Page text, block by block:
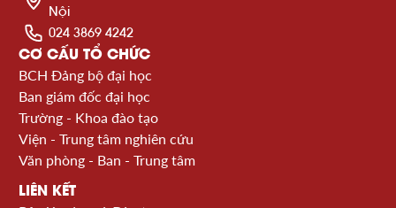
Nội
024 3869 4242
CƠ CẤU TỔ CHỨC
BCH Đảng bộ đại học
Ban giám đốc đại học
Trường - Khoa đào tạo
Viện - Trung tâm nghiên cứu
Văn phòng - Ban - Trung tâm
LIÊN KẾT